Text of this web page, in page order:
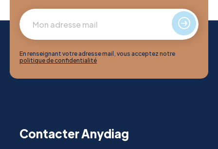
En renseignant votre adresse mail, vous acceptez notre
politique de confidentialité
Contacter Anydiag